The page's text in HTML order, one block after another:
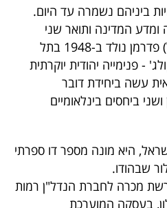
ביניהם נשמרה עד היום.
ומדע המדינה ותואר שני
במנהל עסקים. עמי (ישראל) פדרמן נולד ב-1948 בתל
- פנימייה יהודית יוקרתית
עשה ביחידת דובר
ביחסים בינלאומיים
היא מונה מספר דו ספרתי
שבהודו.
כי הרשת מכרה לחברת הנדל"ן רמות
בעסקה המוערכת